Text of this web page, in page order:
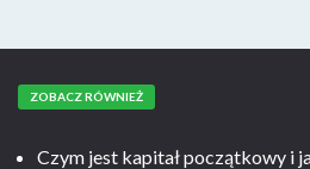
ZOBACZ RÓWNIEŻ
Czym jest kapitał początkowy i